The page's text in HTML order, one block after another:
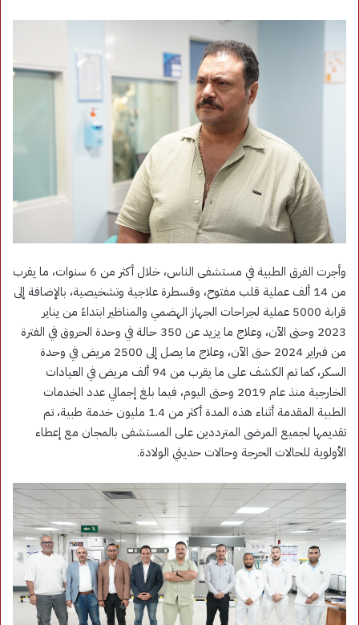
وأجرت الفرق الطبية في مستشفى الناس، خلال أكثر من 6 سنوات، ما يقرب
من 14 ألف عملية قلب مفتوح، وقسطرة علاجية وتشخيصية، بالإضافة إلى
قرابة 5000 عملية لجراحات الجهاز الهضمي والمناظير ابتداءً من يناير
2023 وحتى الآن، وعلاج ما يزيد عن 350 حالة في وحدة الحروق في الفترة
من فبراير 2024 حتى الآن، وعلاج ما يصل إلى 2500 مريض في وحدة
السكر، كما تم الكشف على ما يقرب من 94 ألف مريض في العيادات
الخارجية منذ عام 2019 وحتى اليوم، فيما بلغ إجمالي عدد الخدمات
الطبية المقدمة أثناء هذه المدة أكثر من 1.4 مليون خدمة طبية، تم
تقديمها لجميع المرضى المترددين على المستشفى بالمجان مع إعطاء
الأولوية للحالات الحرجة وحالات حديثي الولادة.